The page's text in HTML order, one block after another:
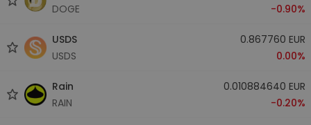
DOGE
-0.90%
USDS
USDS
0.867760 EUR
0.00%
Rain
RAIN
0.010884640 EUR
-0.20%